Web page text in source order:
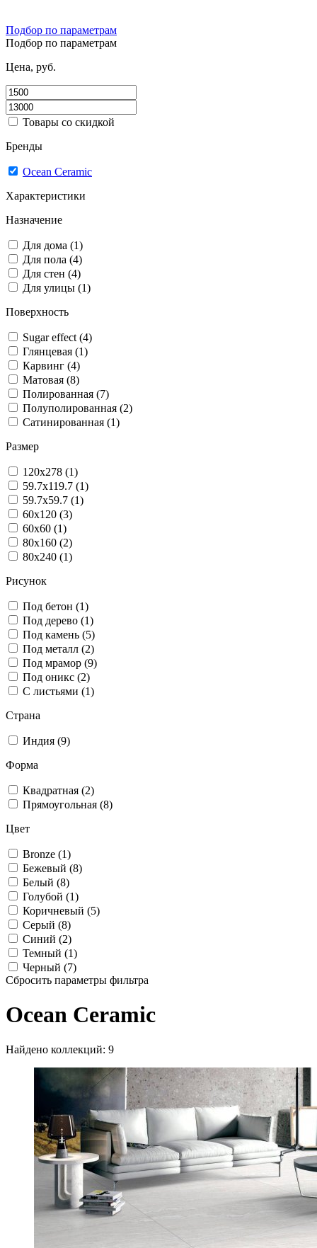
Подбор по параметрам
Подбор по параметрам
Цена, руб.
Товары со скидкой
Бренды
Ocean Ceramic
Характеристики
Назначение
Для дома (1)
Для пола (4)
Для стен (4)
Для улицы (1)
Поверхность
Sugar effect (4)
Глянцевая (1)
Карвинг (4)
Матовая (8)
Полированная (7)
Полуполированная (2)
Сатинированная (1)
Размер
120x278 (1)
59.7x119.7 (1)
59.7x59.7 (1)
60x120 (3)
60x60 (1)
80x160 (2)
80x240 (1)
Рисунок
Под бетон (1)
Под дерево (1)
Под камень (5)
Под металл (2)
Под мрамор (9)
Под оникс (2)
С листьями (1)
Страна
Индия (9)
Форма
Квадратная (2)
Прямоугольная (8)
Цвет
Bronze (1)
Бежевый (8)
Белый (8)
Голубой (1)
Коричневый (5)
Серый (8)
Синий (2)
Темный (1)
Черный (7)
Сбросить параметры фильтра
Ocean Ceramic
Найдено коллекций: 9